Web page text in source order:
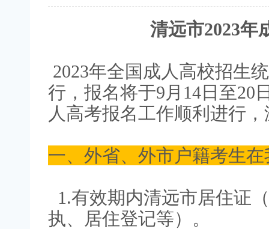
清远市2023年
2023年全国成人高校招生
行，报名将于9月14日至20
人高考报名工作顺利进行
一、外省、外市户籍考生
1.有效期内清远市居住证
执、居住登记等）。